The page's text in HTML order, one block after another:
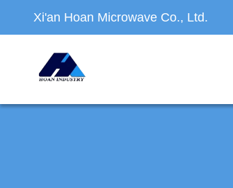
Xi'an Hoan Microwave Co., Ltd.